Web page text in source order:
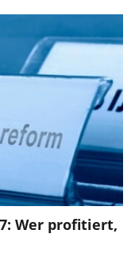
Wer profitiert,